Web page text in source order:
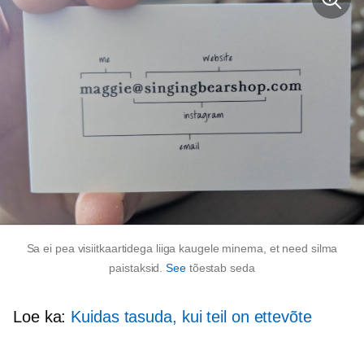
Sa ei pea visiitkaartidega liiga kaugele minema, et need silma
paistaksid.Seetõestab seda
Loe ka: Kuidas tasuda, kui teil on ettevõte